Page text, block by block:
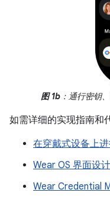
图 1b ：通行密钥
如需详细的实现指南和
在穿戴式设备上
Wear OS 界面设
Wear Credential